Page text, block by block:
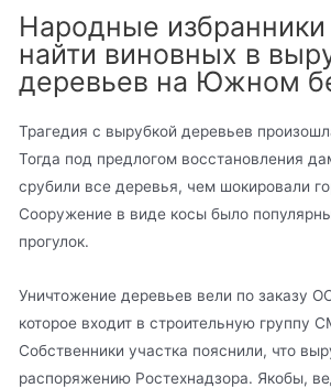
Народные
найти виновных в
деревьев на Южном
Трагедия с вырубкой деревьев
Тогда под предлогом восстановления
срубили все деревья, чем шокировали
Сооружение в виде косы было
прогулок.
Уничтожение деревьев вели по заказу
которое входит в строительную группу
Собственники участка пояснили, что
распоряжению Ростехнадзора. Якобы,